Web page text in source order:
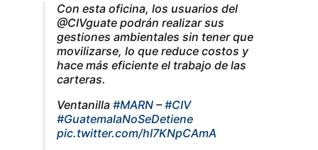
Con esta oficina, los usuarios del
@CIVguate podrán realizar sus
gestiones ambientales sin tener que
movilizarse, lo que reduce costos y
hace más eficiente el trabajo de las
carteras.
Ventanilla #MARN –#CIV
#GuatemalaNoSeDetiene
pic.twitter.com/hI7KNpCAmA